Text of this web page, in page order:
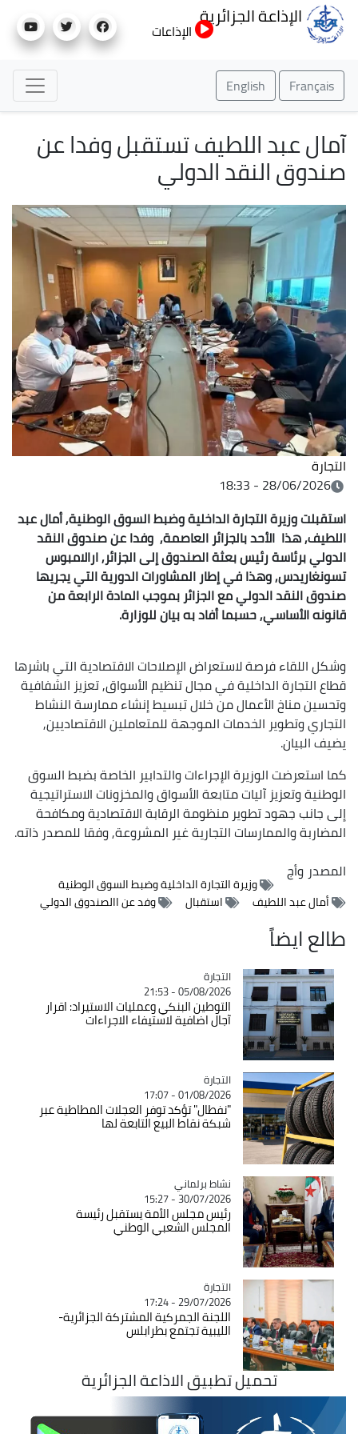
إلى
الإذاعة الجزائرية
الإذاعات
Français
English
آمال عبد اللطيف تستقبل وفدا عن
صندوق النقد الدولي
التجارة
28/06/2026 - 18:33
استقبلت وزيرة التجارة الداخلية وضبط السوق الوطنية, أمال عبد
اللطيف, هذا الأحد بالجزائر العاصمة, وفدا عن صندوق النقد
الدولي برئاسة رئيس بعثة الصندوق إلى الجزائر, ارالامبوس
تسونغاريدس, وهذا في إطار المشاورات الدورية التي يجريها
صندوق النقد الدولي مع الجزائر بموجب المادة الرابعة من
قانونه الأساسي, حسبما أفاد به بيان للوزارة.
وشكل اللقاء فرصة لاستعراض الإصلاحات الاقتصادية التي باشرها
قطاع التجارة الداخلية في مجال تنظيم الأسواق, تعزيز الشفافية
وتحسين مناخ الأعمال من خلال تبسيط إنشاء ممارسة النشاط
التجاري وتطوير الخدمات الموجهة للمتعاملين الاقتصاديين,
يضيف البيان.
كما استعرضت الوزيرة الإجراءات والتدابير الخاصة بضبط السوق
الوطنية وتعزيز آليات متابعة الأسواق والمخزونات الاستراتيجية
إلى جانب جهود تطوير منظومة الرقابة الاقتصادية ومكافحة
المضاربة والممارسات التجارية غير المشروعة, وفقا للمصدر ذاته.
المصدروأج
وزيرة التجارة الداخلية وضبط السوق الوطنية
أمال عبد اللطيف
استقبال وفد عن االصندوق الدولي
طالع ايضاً
Catégorie
التجارة
05/08/2026 - 21:53
التوطين البنكي وعمليات الاستيراد: اقرار
آجال اضافية لاستيفاء الاجراءات
Catégorie
التجارة
01/08/2026 - 17:07
"نفطال" تؤكد توفر العجلات المطاطية عبر
شبكة نقاط البيع التابعة لها
Catégorie
نشاط برلماني
30/07/2026 - 15:27
رئيس مجلس الأمة يستقبل رئيسة
المجلس الشعبي الوطني
Catégorie
التجارة
29/07/2026 - 17:24
اللجنة الجمركية المشتركة الجزائرية-
الليبية تجتمع بطرابلس
تحميل تطبيق الاذاعة الجزائرية